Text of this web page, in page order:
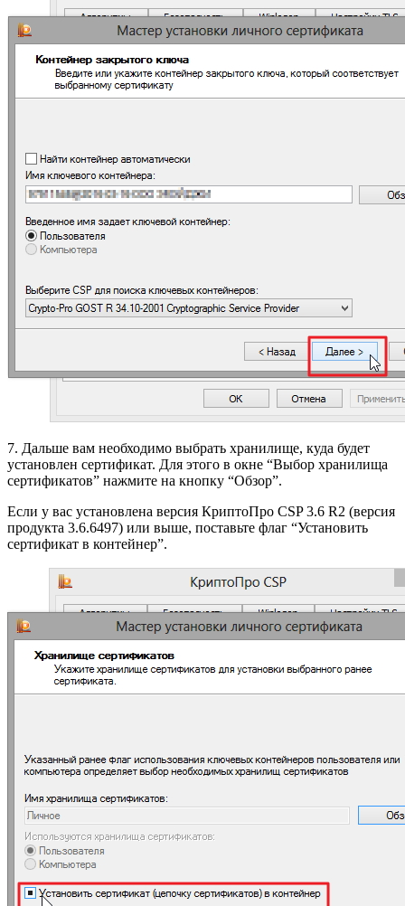
7. Дальше вам необходимо выбрать хранилище, куда будет
установлен сертификат. Для этого в окне “Выбор хранилища
сертификатов” нажмите на кнопку “Обзор”.
Если у вас установлена версия КриптоПро CSP 3.6 R2 (версия
продукта 3.6.6497) или выше, поставьте флаг “Установить
сертификат в контейнер”.